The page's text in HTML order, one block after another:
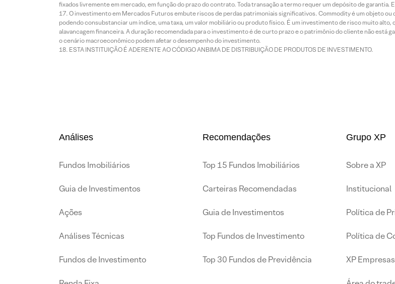
fixados livremente em mercado, em função do prazo do contrato. Toda transação a termo requer um depósito de garantia.
O investimento em Mercados Futuros embute riscos de perdas patrimoniais significativos. Commodity é um objeto
podendo consubstanciar um índice, uma taxa, um valor mobiliário ou produto físico. É um investimento de risco muito
alavancagem financeira. A duração recomendada para o investimento é de curto prazo e o patrimônio do cliente não
o cenário macroeconômico podem afetar o desempenho do investimento.
ESTA INSTITUIÇÃO É ADERENTE AO CÓDIGO ANBIMA DE DISTRIBUIÇÃO DE PRODUTOS DE INVESTIMENTO.
Análises
Fundos Imobiliários
Guia de Investimentos
Ações
Análises Técnicas
Fundos de Investimento
Recomendações
Top 15 Fundos Imobiliários
Carteiras Recomendadas
Guia de Investimentos
Top Fundos de Investimento
Top 30 Fundos de Previdência
Grupo XP
Sobre a XP
Institucional
Política de
Política de
XP Empresas